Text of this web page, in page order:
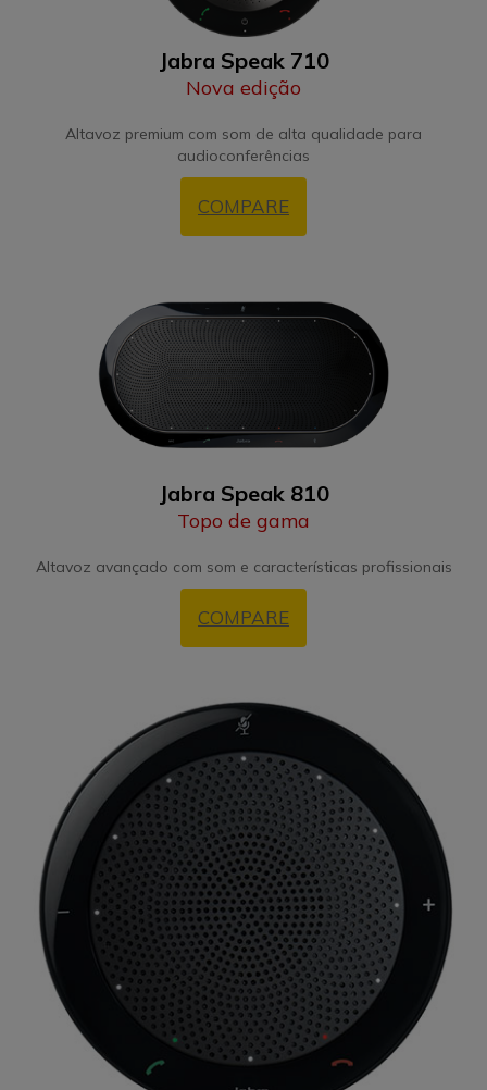
Jabra Speak 710
Nova edição
Altavoz premium com som de alta qualidade para
audioconferências
COMPARE
Jabra Speak 810
Topo de gama
Altavoz avançado com som e características profissionais
COMPARE